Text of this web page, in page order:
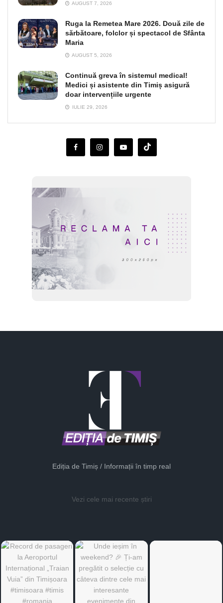
AUGUST 7, 2026
Ruga la Remetea Mare 2026. Două zile de
sărbătoare, folclor și spectacol de Sfânta
Maria
AUGUST 5, 2026
Continuă greva în sistemul medical!
Medici și asistente din Timiș asigură
doar intervențiile urgente
IULIE 29, 2026
Ediția de Timiș / Informații în timp real
Vezi cele mai recente știri